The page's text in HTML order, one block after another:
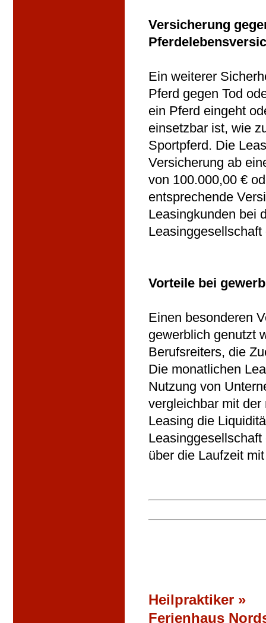
Versicherung
Ein weiterer
Pferd gegen Tod
ein Pferd eingeht
einsetzbar ist, wie
Sportpferd. Die
Versicherung ab
von 100.000,00 €
entsprechende
Leasingkunden bei
Vorteile bei
Einen besonderen
gewerblich genutzt
Berufsreiters, die
Die monatlichen
Nutzung von
vergleichbar mit
Leasing die
über die Laufzeit
Heilpraktiker »
Ferienhaus